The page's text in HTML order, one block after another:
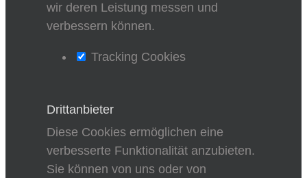
wir deren Leistung messen und
verbessern können.
Tracking Cookies
Drittanbieter
Diese Cookies ermöglichen eine
verbesserte Funktionalität anzubieten.
Sie können von uns oder von